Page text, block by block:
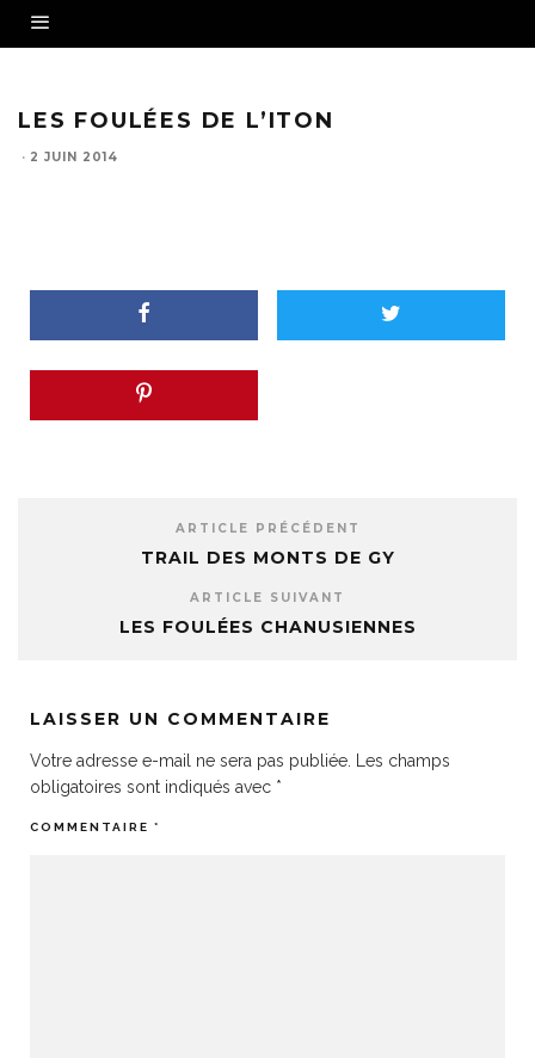
LES FOULÉES DE L’ITON
· 2 JUIN 2014
ARTICLE PRÉCÉDENT
TRAIL DES MONTS DE GY
ARTICLE SUIVANT
LES FOULÉES CHANUSIENNES
LAISSER UN COMMENTAIRE
Votre adresse e-mail ne sera pas publiée.
Les champs
obligatoires sont indiqués avec *
COMMENTAIRE *